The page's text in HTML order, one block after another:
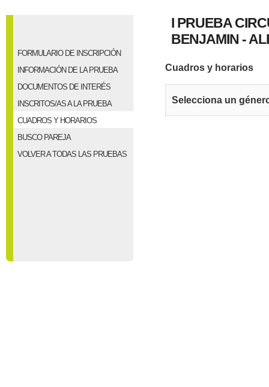
FORMULARIO DE INSCRIPCIÓN
INFORMACIÓN DE LA PRUEBA
DOCUMENTOS DE INTERÉS
INSCRITOS/AS A LA PRUEBA
CUADROS Y HORARIOS
BUSCO PAREJA
VOLVER A TODAS LAS PRUEBAS
I PRUEBA
BENJAMIN -
Cuadros y horarios
Selecciona un